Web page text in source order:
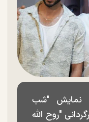
نمایش "شب
"روح الله